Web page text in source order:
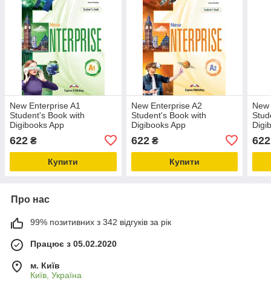
New Enterprise A1
Student's Book with
Digibooks App
622 ₴
Купити
New Enterprise A2
Student's Book with
Digibooks App
622₴
Купити
622
Про нас
99% позитивних з 342 відгуків за рік
Працює з 05.02.2020
м. Київ
Київ, Україна